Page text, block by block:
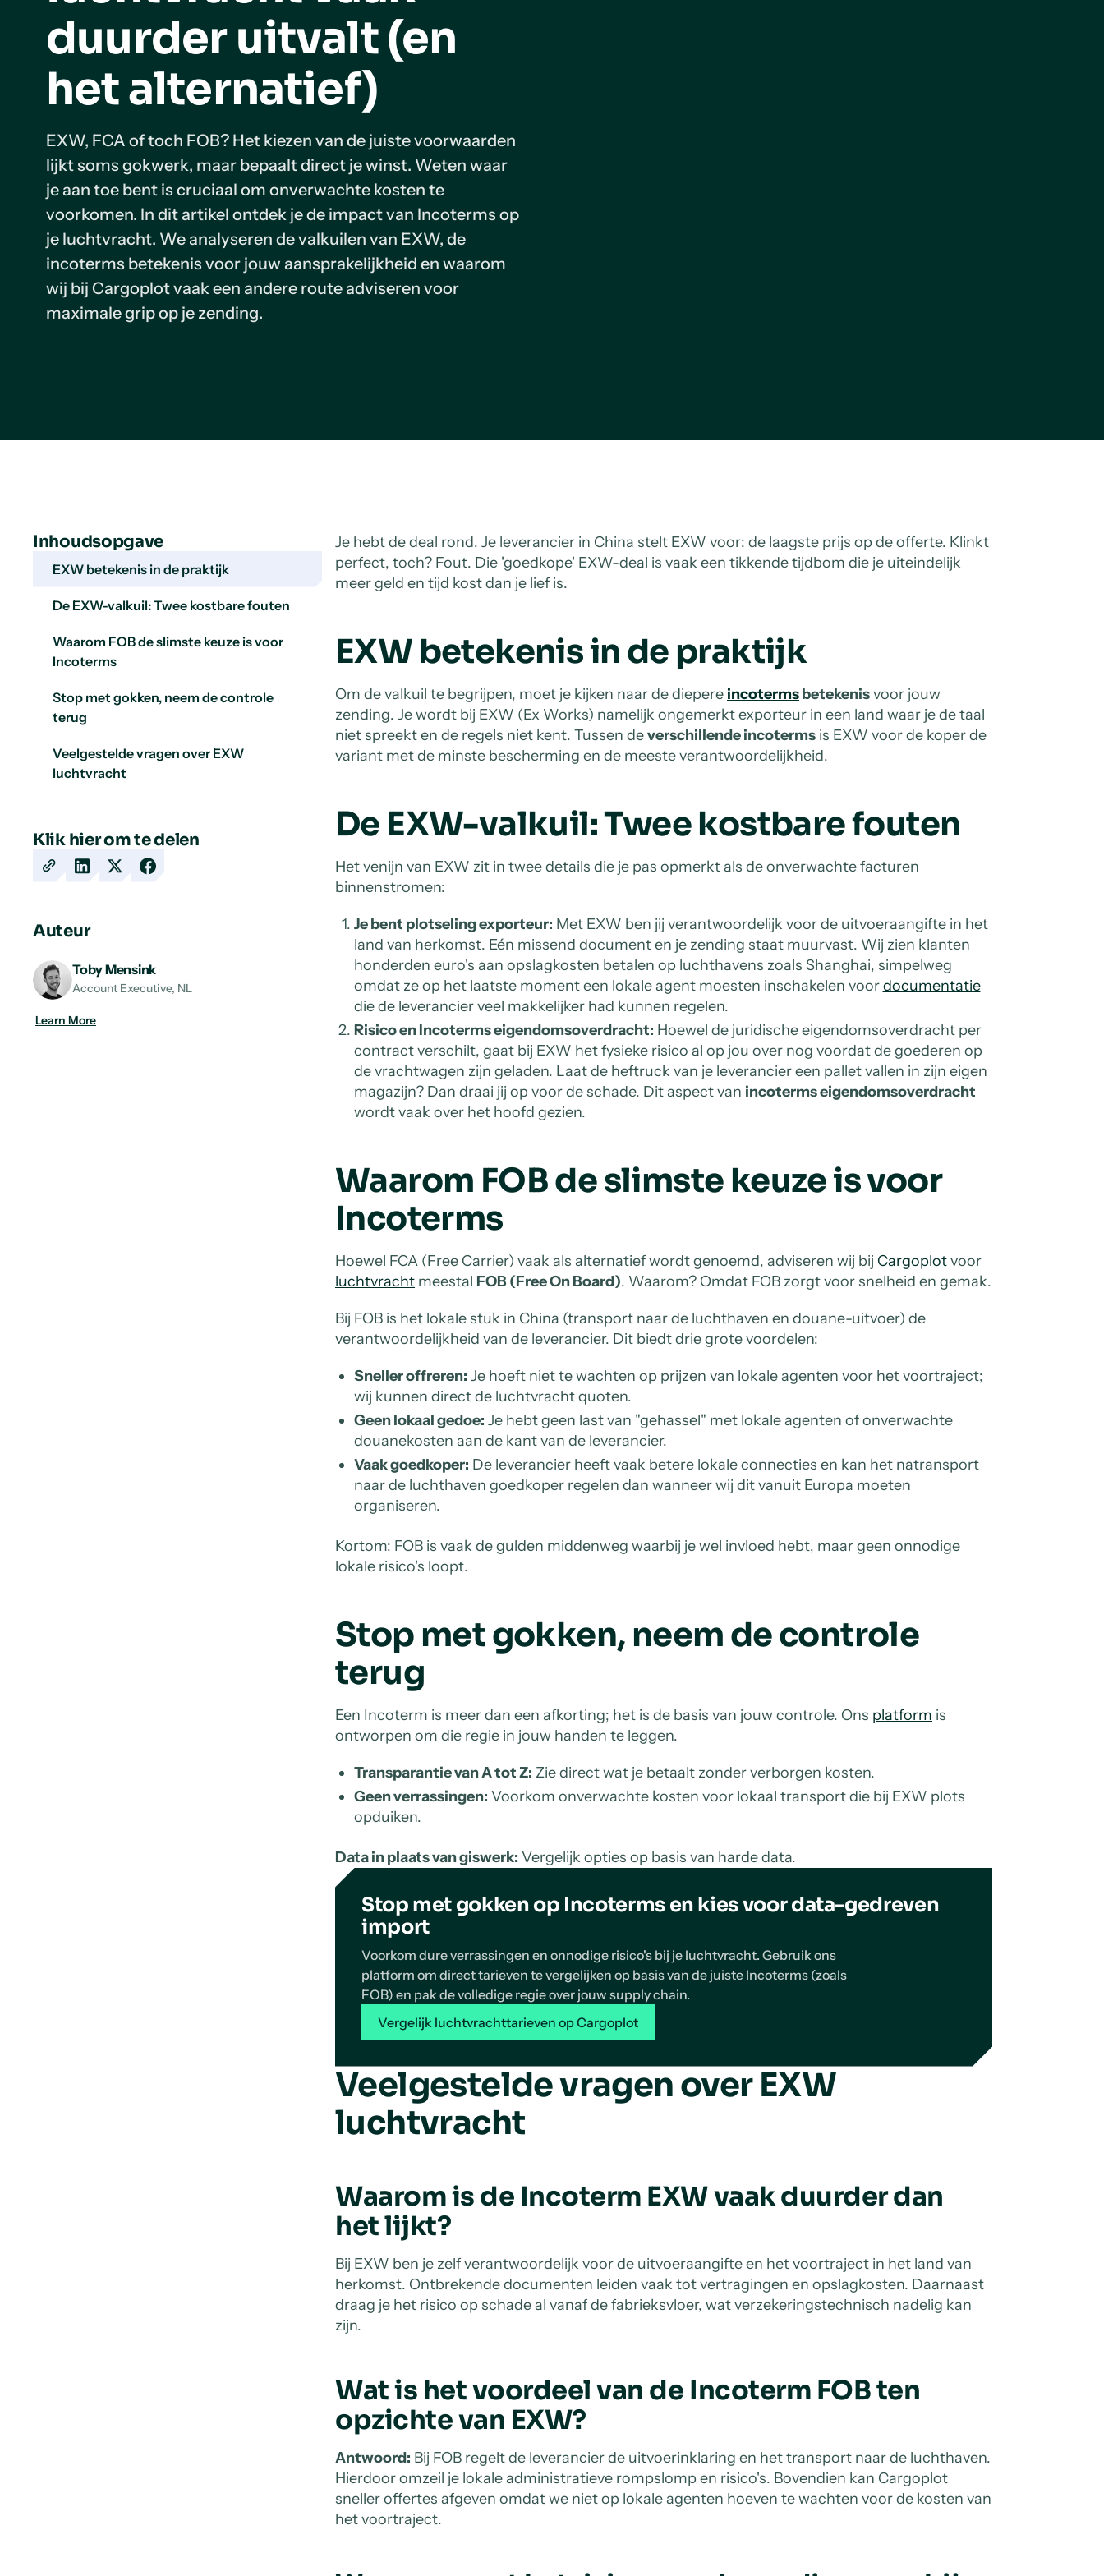
duurder uitvalt (en
het alternatief)
EXW, FCA of toch FOB? Het kiezen van de juiste voorwaarden
lijkt soms gokwerk, maar bepaalt direct je winst. Weten waar
je aan toe bent is cruciaal om onverwachte kosten te
voorkomen. In dit artikel ontdek je de impact van Incoterms op
je luchtvracht. We analyseren de valkuilen van EXW, de
incoterms betekenis voor jouw aansprakelijkheid en waarom
wij bij Cargoplot vaak een andere route adviseren voor
maximale grip op je zending.
Inhoudsopgave
EXW betekenis in de praktijk
De EXW-valkuil: Twee kostbare fouten
Waarom FOB de slimste keuze is voor
Incoterms
Stop met gokken, neem de controle
terug
Veelgestelde vragen over EXW
luchtvracht
Klik hier om te delen
CopyShareShareShare
Auteur
Toby Mensink
Account Executive, NL
Learn More
Je hebt de deal rond. Je leverancier in China stelt EXW voor: de laagste prijs op de offerte. Klinkt
perfect, toch? Fout. Die 'goedkope' EXW-deal is vaak een tikkende tijdbom die je uiteindelijk
meer geld en tijd kost dan je lief is.
EXW betekenis in de praktijk
Om de valkuil te begrijpen, moet je kijken naar de diepere incotermsbetekenisvoor jouw
zending. Je wordt bij EXW (Ex Works) namelijk ongemerkt exporteur in een land waar je de taal
niet spreekt en de regels niet kent. Tussen deverschillende incoterms is EXW voor de koper de
variant met de minste bescherming en de meeste verantwoordelijkheid.
De EXW-valkuil: Twee kostbare fouten
Het venijn van EXW zit in twee details die je pas opmerkt als de onverwachte facturen
binnenstromen:
Je bent plotseling exporteur: Met EXW ben jij verantwoordelijk voor de uitvoeraangifte in het
land van herkomst. Eén missend document en je zending staat muurvast. Wij zien klanten
honderden euro's aan opslagkosten betalen op luchthavens zoals Shanghai, simpelweg
omdat ze op het laatste moment een lokale agent moesten inschakelen voordocumentatie
die de leverancier veel makkelijker had kunnen regelen.
Risico en Incoterms eigendomsoverdracht: Hoewel de juridische eigendomsoverdracht per
contract verschilt, gaat bij EXW het fysieke risico al op jou over nog voordat de goederen op
de vrachtwagen zijn geladen. Laat de heftruck van je leverancier een pallet vallen in zijn eigen
magazijn? Dan draai jij op voor de schade. Dit aspect van incoterms eigendomsoverdracht
wordt vaak over het hoofd gezien.
Waarom FOB de slimste keuze is voor
Incoterms
Hoewel FCA (Free Carrier) vaak als alternatief wordt genoemd, adviseren wij bij Cargoplotvoor
luchtvracht meestal FOB (Free On Board). Waarom? Omdat FOB zorgt voor snelheid en gemak.
Bij FOB is het lokale stuk in China (transport naar de luchthaven en douane-uitvoer) de
verantwoordelijkheid van de leverancier. Dit biedt drie grote voordelen:
Sneller offreren: Je hoeft niet te wachten op prijzen van lokale agenten voor het voortraject;
wij kunnen direct de luchtvracht quoten.
Geen lokaal gedoe: Je hebt geen last van "gehassel" met lokale agenten of onverwachte
douanekosten aan de kant van de leverancier.
Vaak goedkoper: De leverancier heeft vaak betere lokale connecties en kan het natransport
naar de luchthaven goedkoper regelen dan wanneer wij dit vanuit Europa moeten
organiseren.
Kortom: FOB is vaak de gulden middenweg waarbij je wel invloed hebt, maar geen onnodige
lokale risico's loopt.
Stop met gokken, neem de controle
terug
Een Incoterm is meer dan een afkorting; het is de basis van jouw controle. Ons platform is
ontworpen om die regie in jouw handen te leggen.
Transparantie van A tot Z: Zie direct wat je betaalt zonder verborgen kosten.
Geen verrassingen: Voorkom onverwachte kosten voor lokaal transport die bij EXW plots
opduiken.
Data in plaats van giswerk: Vergelijk opties op basis van harde data.
Stop met gokken op Incoterms en kies voor data-gedreven
import
Voorkom dure verrassingen en onnodige risico's bij je luchtvracht. Gebruik ons
platform om direct tarieven te vergelijken op basis van de juiste Incoterms (zoals
FOB) en pak de volledige regie over jouw supply chain.
Vergelijk luchtvrachttarieven op Cargoplot
Veelgestelde vragen over EXW
luchtvracht
Waarom is de Incoterm EXW vaak duurder dan
het lijkt?
Bij EXW ben je zelf verantwoordelijk voor de uitvoeraangifte en het voortraject in het land van
herkomst. Ontbrekende documenten leiden vaak tot vertragingen en opslagkosten. Daarnaast
draag je het risico op schade al vanaf de fabrieksvloer, wat verzekeringstechnisch nadelig kan
zijn.
Wat is het voordeel van de Incoterm FOB ten
opzichte van EXW?
Antwoord: Bij FOB regelt de leverancier de uitvoerinklaring en het transport naar de luchthaven.
Hierdoor omzeil je lokale administratieve rompslomp en risico's. Bovendien kan Cargoplot
sneller offertes afgeven omdat we niet op lokale agenten hoeven te wachten voor de kosten van
het voortraject.